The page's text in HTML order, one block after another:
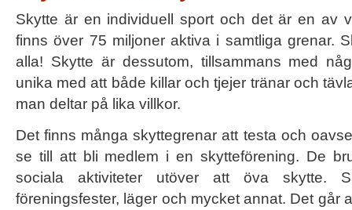
Skytte är en individuell sport och det är en av
finns över 75 miljoner aktiva i samtliga grenar.
alla! Skytte är dessutom, tillsammans med
unika med att både killar och tjejer tränar och
man deltar på lika villkor.
Det finns många skyttegrenar att testa och
se till att bli medlem i en skytteförening. De
sociala aktiviteter utöver att öva skytte.
föreningsfester, läger och mycket annat. Det går